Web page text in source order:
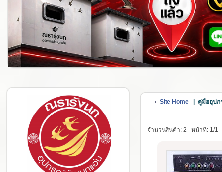
Site Home คู่มืออุป
จำนวนสินค้า: 2 หน้าที่: 1/1